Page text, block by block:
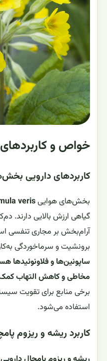
خواص و
کاربردهای دارویی
بخش‌های هواییveris
گیاهی ارزش بالایی دارند.
آرام‌بخش بر مجاری تنفسی
برونشیت و سرماخوردگی
ساپونین‌ها و فلاونوئیدها
مخاطی و کاهش التهاب
برخی منابع برای تقویت
استفاده می‌شود.
کاربرد ریشه و ریزوم